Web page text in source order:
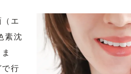
エ
素沈
行